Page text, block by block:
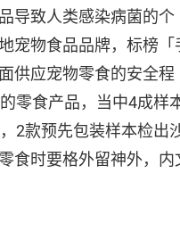
导致人类感染病菌的个
宠物食品品牌，标榜「
供应宠物零食的安全程
零食产品，当中4成样
2款预先包装样本检出
食时要格外留神外，内